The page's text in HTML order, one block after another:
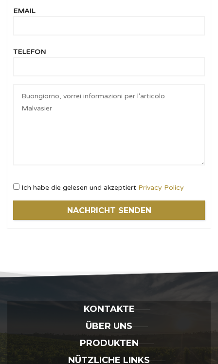
EMAIL
TELEFON
Ich habe die gelesen und akzeptiert Privacy Policy
NACHRICHT SENDEN
KONTAKTE
ÜBER UNS
PRODUKTEN
NÜTZLICHE LINKS